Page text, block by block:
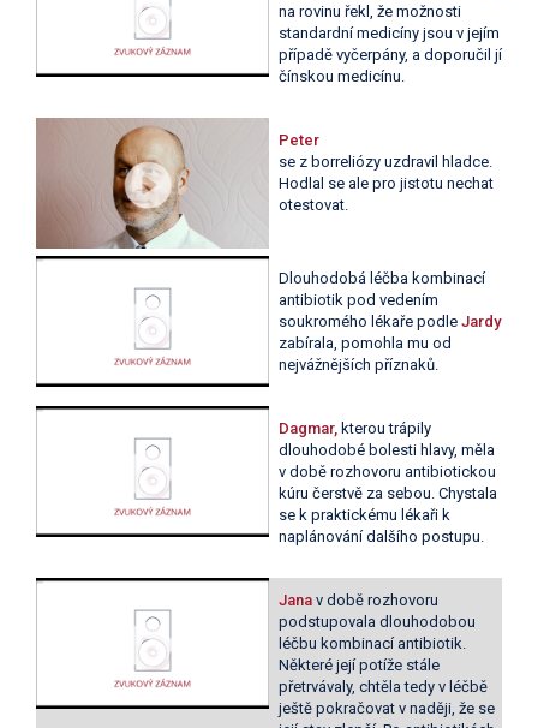
na rovinu řekl, že možnosti
standardní medicíny jsou v jejím
případě vyčerpány, a doporučil jí
čínskou medicínu.
Peter
se z borreliózy uzdravil hladce.
Hodlal se ale pro jistotu nechat
otestovat.
Dlouhodobá léčba kombinací
antibiotik pod vedením
soukromého lékaře podleJardy
zabírala, pomohla mu od
nejvážnějších příznaků.
Dagmar, kterou trápily
dlouhodobé bolesti hlavy, měla
v době rozhovoru antibiotickou
kúru čerstvě za sebou. Chystala
se k praktickému lékaři k
naplánování dalšího postupu.
Jana v době rozhovoru
podstupovala dlouhodobou
léčbu kombinací antibiotik.
Některé její potíže stále
přetrvávaly, chtěla tedy v léčbě
ještě pokračovat v naději, že se